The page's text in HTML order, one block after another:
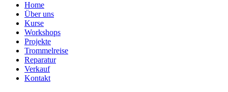
Home
Über uns
Kurse
Workshops
Projekte
Trommelreise
Reparatur
Verkauf
Kontakt